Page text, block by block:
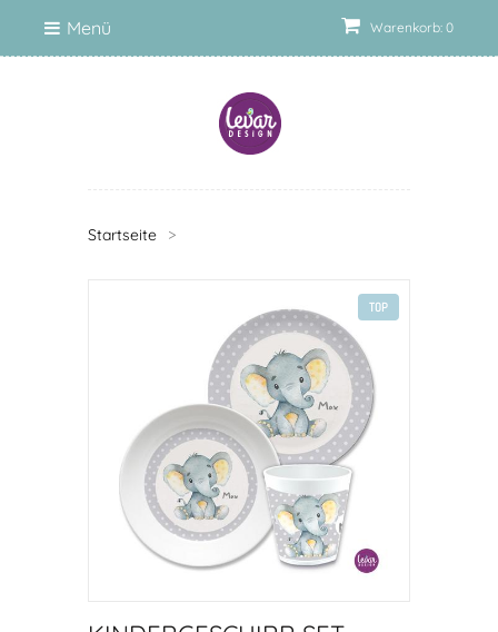
Warenkorb: 0
Menü
Startseite >
TOP